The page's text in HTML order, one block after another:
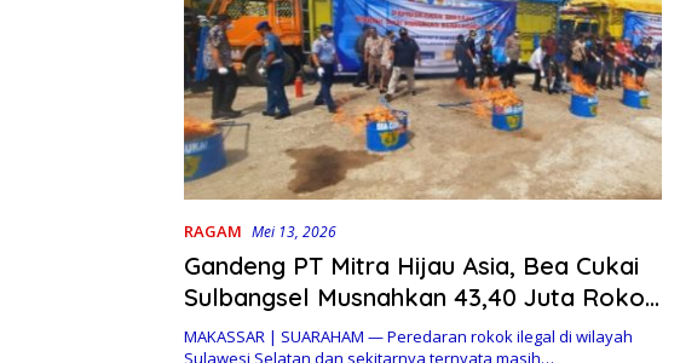
RAGAM Mei 13, 2026
Gandeng PT Mitra Hijau Asia, Bea Cukai
Sulbangsel Musnahkan 43,40 Juta Rokok
Ilegal
MAKASSAR | SUARAHAM — Peredaran rokok ilegal di wilayah
Sulawesi Selatan dan sekitarnya ternyata masih…